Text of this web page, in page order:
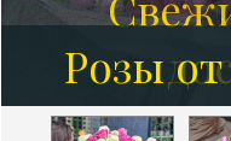
Розы от